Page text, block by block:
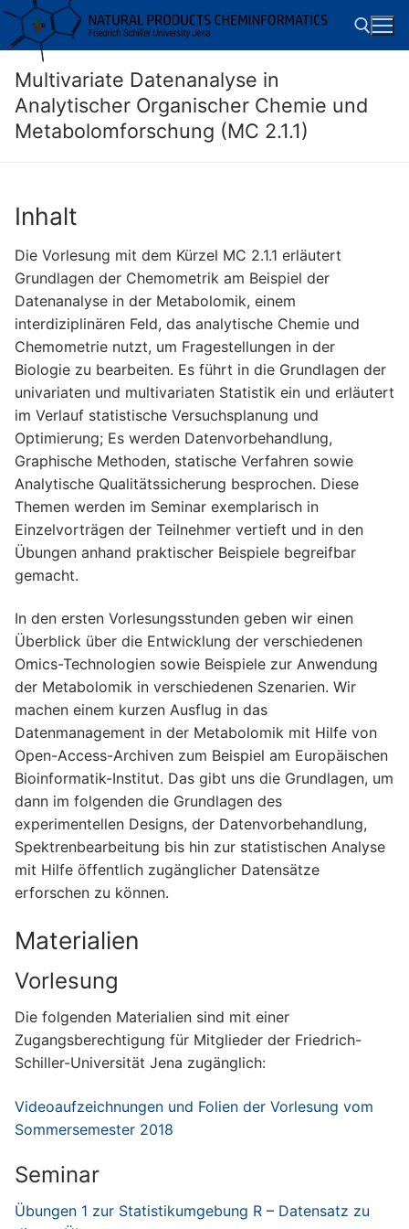
Skip
content
Search for:
Multivariate Datenanalyse in
Analytischer Organischer Chemie und
Metabolomforschung (MC 2.1.1)
Inhalt
Die Vorlesung mit dem Kürzel MC 2.1.1 erläutert
Grundlagen der Chemometrik am Beispiel der
Datenanalyse in der Metabolomik, einem
interdiziplinären Feld, das analytische Chemie und
Chemometrie nutzt, um Fragestellungen in der
Biologie zu bearbeiten. Es führt in die Grundlagen der
univariaten und multivariaten Statistik ein und erläutert
im Verlauf statistische Versuchsplanung und
Optimierung; Es werden Datenvorbehandlung,
Graphische Methoden, statische Verfahren sowie
Analytische Qualitätssicherung besprochen. Diese
Themen werden im Seminar exemplarisch in
Einzelvorträgen der Teilnehmer vertieft und in den
Übungen anhand praktischer Beispiele begreifbar
gemacht.
In den ersten Vorlesungsstunden geben wir einen
Überblick über die Entwicklung der verschiedenen
Omics-Technologien sowie Beispiele zur Anwendung
der Metabolomik in verschiedenen Szenarien. Wir
machen einem kurzen Ausflug in das
Datenmanagement in der Metabolomik mit Hilfe von
Open-Access-Archiven zum Beispiel am Europäischen
Bioinformatik-Institut. Das gibt uns die Grundlagen, um
dann im folgenden die Grundlagen des
experimentellen Designs, der Datenvorbehandlung,
Spektrenbearbeitung bis hin zur statistischen Analyse
mit Hilfe öffentlich zugänglicher Datensätze
erforschen zu können.
Materialien
Vorlesung
Die folgenden Materialien sind mit einer
Zugangsberechtigung für Mitglieder der Friedrich-
Schiller-Universität Jena zugänglich:
Videoaufzeichnungen und Folien der Vorlesung vom
Sommersemester 2018
Seminar
Übungen 1 zur Statistikumgebung R – Datensatz zu